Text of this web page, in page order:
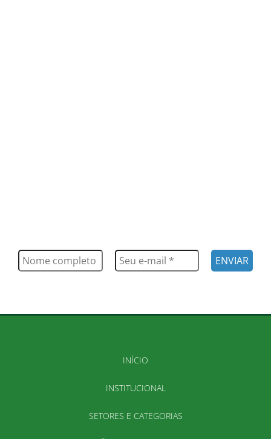
INÍCIO
INSTITUCIONAL
SETORES E CATEGORIAS